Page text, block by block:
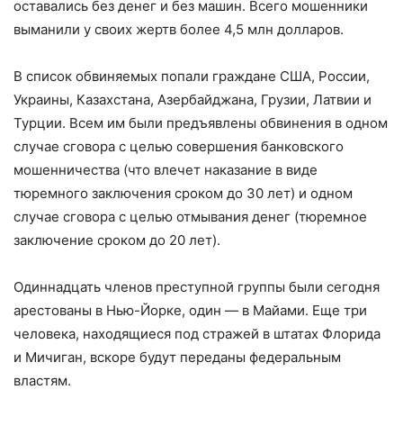
оставались без денег и без машин. Всего мошенники
выманили у своих жертв более 4,5 млн долларов.
В список обвиняемых попали граждане США, России,
Украины, Казахстана, Азербайджана, Грузии, Латвии и
Турции. Всем им были предъявлены обвинения в одном
случае сговора с целью совершения банковского
мошенничества (что влечет наказание в виде
тюремного заключения сроком до 30 лет) и одном
случае сговора с целью отмывания денег (тюремное
заключение сроком до 20 лет).
Одиннадцать членов преступной группы были сегодня
арестованы в Нью-Йорке, один — в Майами. Еще три
человека, находящиеся под стражей в штатах Флорида
и Мичиган, вскоре будут переданы федеральным
властям.